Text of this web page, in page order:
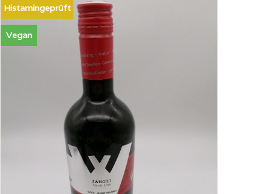
Histamingeprüft
Vegan